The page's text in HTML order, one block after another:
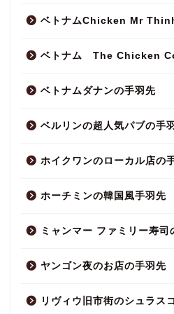
ベトナムChicken Mr
ベトナム The Chicken
ベトナムダナンの手羽先
ベルリンの超人気パブの手
ホイクワンのローカル店の
ホーチミンの韓国風手羽先
ミャンマー ファミリー寿司
ヤンゴン夜のお店の手羽先
リヴィウ旧市街のシュラス